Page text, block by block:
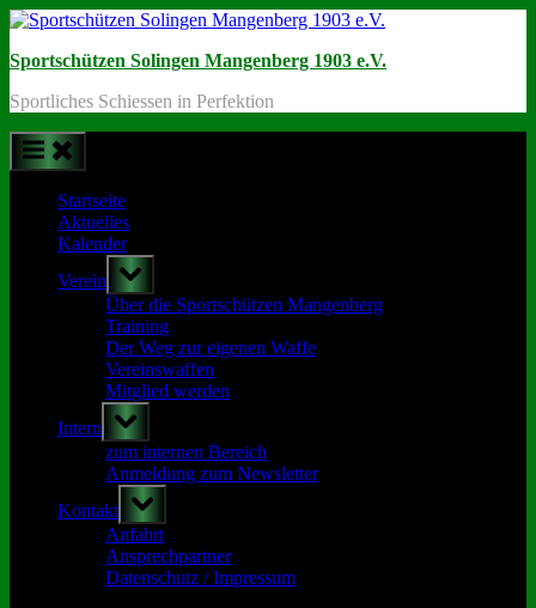
Skip
content
Sportschützen Solingen Mangenberg 1903 e.V.
Sportliches Schiessen in Perfektion
Startseite
Aktuelles
Kalender
Verein
Toggle
sub-
menu
Über die Sportschützen Mangenberg
Training
Der Weg zur eigenen Waffe
Vereinswaffen
Mitglied werden
Intern
Toggle
sub-
menu
zum internen Bereich
Anmeldung zum Newsletter
Kontakt
Toggle
sub-
menu
Anfahrt
Ansprechpartner
Datenschutz / Impressum